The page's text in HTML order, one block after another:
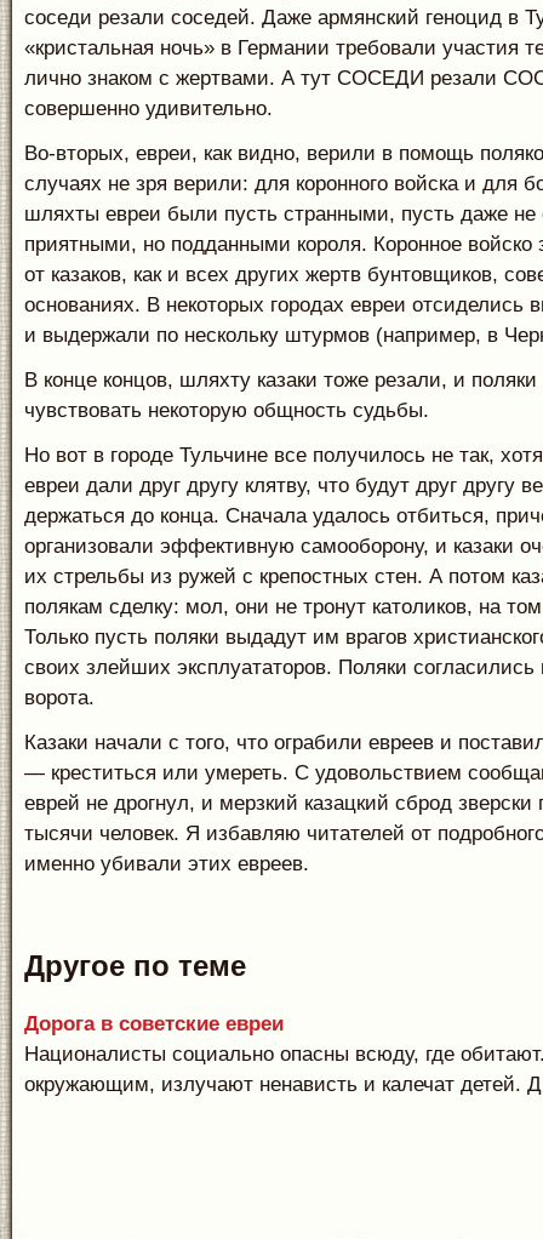
соседи резали соседей. Даже армянский геноцид в
«кристальная ночь» в Германии требовали участия
лично знаком с жертвами. А тут СОСЕДИ резали
совершенно удивительно.
Во-вторых, евреи, как видно, верили в помощь
случаях не зря верили: для коронного войска и для
шляхты евреи были пусть странными, пусть даже не
приятными, но подданными короля. Коронное
от казаков, как и всех других жертв бунтовщиков,
основаниях. В некоторых городах евреи отсиделись
и выдержали по нескольку штурмов (например, в
В конце концов, шляхту казаки тоже резали, и
чувствовать некоторую общность судьбы.
Но вот в городе Тульчине все получилось не так,
евреи дали друг другу клятву, что будут друг другу
держаться до конца. Сначала удалось отбиться,
организовали эффективную самооборону, и казаки
их стрельбы из ружей с крепостных стен. А потом
полякам сделку: мол, они не тронут католиков, на
Только пусть поляки выдадут им врагов
своих злейших эксплуататоров. Поляки согласились
ворота.
Казаки начали с того, что ограбили евреев и
— креститься или умереть. С удовольствием
еврей не дрогнул, и мерзкий казацкий сброд зверски
тысячи человек. Я избавляю читателей от
именно убивали этих евреев.
Другое по теме
Дорога в советские евреи
Националисты социально опасны всюду, где
окружающим, излучают ненависть и калечат детей.